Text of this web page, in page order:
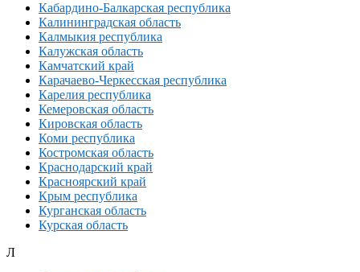
Кабардино-Балкарская республика
Калининградская область
Калмыкия республика
Калужская область
Камчатский край
Карачаево-Черкесская республика
Карелия республика
Кемеровская область
Кировская область
Коми республика
Костромская область
Краснодарский край
Красноярский край
Крым республика
Курганская область
Курская область
Л